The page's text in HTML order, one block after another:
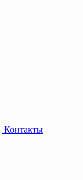
Контакты